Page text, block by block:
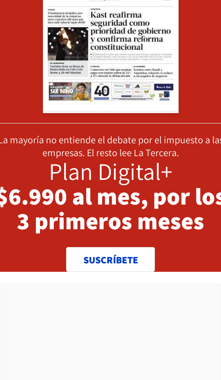
mayoría no entiende el debate por el impuesto a
empresas. El resto lee La Tercera.
Plan Digital+
al mes, por
3 primeros meses
SUSCRÍBETE